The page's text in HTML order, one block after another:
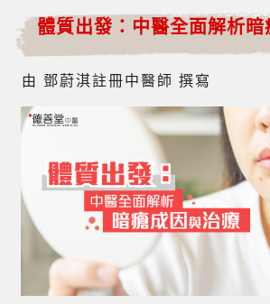
體質出發：中醫全面解析
由 鄧蔚淇註冊中醫師 撰寫